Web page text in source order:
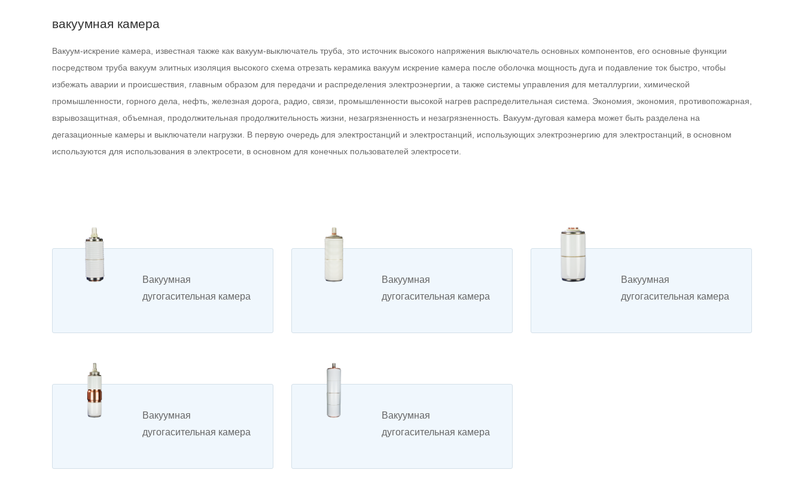
вакуумная камера
Вакуум-искрение камера, известная также как вакуум-выключатель труба, это источник высокого напряжения выключатель основных компонентов, его основные функции
посредством труба вакуум элитных изоляция высокого схема отрезать керамика вакуум искрение камера после оболочка мощность дуга и подавление ток быстро, чтобы
избежать аварии и происшествия, главным образом для передачи и распределения электроэнергии, а также системы управления для металлургии, химической
промышленности, горного дела, нефть, железная дорога, радио, связи, промышленности высокой нагрев распределительная система. Экономия, экономия, противопожарная,
взрывозащитная, объемная, продолжительная продолжительность жизни, незагрязненность и незагрязненность. Вакуум-дуговая камера может быть разделена на
дегазационные камеры и выключатели нагрузки. В первую очередь для электростанций и электростанций, использующих электроэнергию для электростанций, в основном
используются для использования в электросети, в основном для конечных пользователей электросети.
Вакуумная
дугогасительная камера
Вакуумная
дугогасительная камера
Вакуумная
дугогасительная камера
Вакуумная
дугогасительная камера
Вакуумная
дугогасительная камера